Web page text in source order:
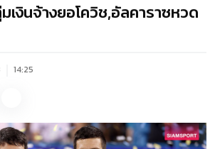
เงินจ้างยอโควิช,อัลคาราซหวด
14:25